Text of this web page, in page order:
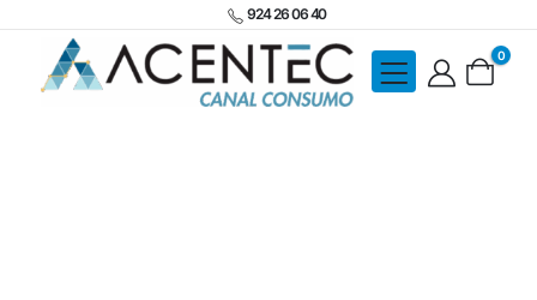
924 26 06 40
0